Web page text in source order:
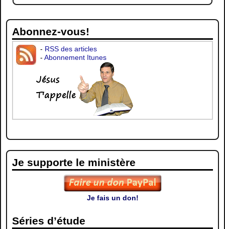
Abonnez-vous!
- RSS des articles
-Abonnement Itunes
Je supporte le ministère
Je fais un don!
Séries d’étude